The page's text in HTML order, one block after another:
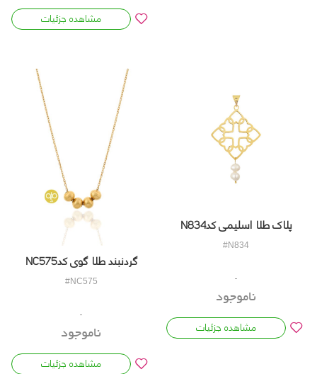
مشاهده جزئیات
پلاک طلا اسلیمی کدN834
#N834
ناموجود
مشاهده جزئیات
گردنبند طلا گوی کدNC575
#NC575
ناموجود
مشاهده جزئیات